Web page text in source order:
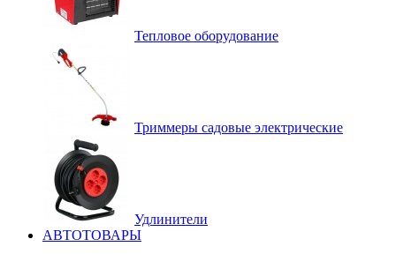
Тепловое оборудование
Триммеры садовые электрические
Удлинители
АВТОТОВАРЫ